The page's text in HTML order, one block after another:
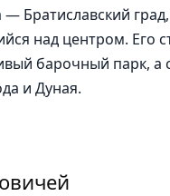
— Братиславский
над центром. Его
барочный парк,
и Дуная.